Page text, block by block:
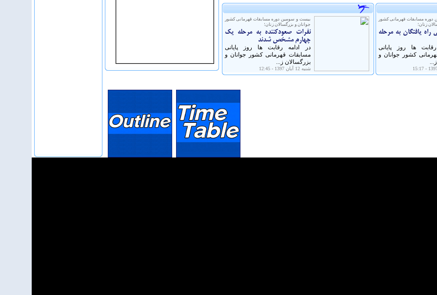
مسابقات قهرمانی كشور
زنان؛
راه یافتگان به مرحله
ها روز پایانی
کشور جوانان و
بیست و سومین دوره مسابقات قهرمانی كشور
جوانان و بزرگسالان زنان؛
نفرات صعودکننده به مرحله یک
چهارم مشخص شدند
در ادامه رقابت ها روز پایانی
مسابقات قهرمانی کشور جوانان و
بزرگسالان ز...
شنبه 12 آبان 1397 - 12:45